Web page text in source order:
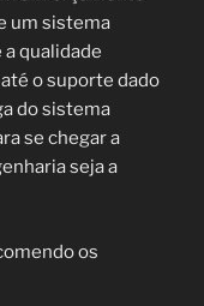
um sistema
qualidade
o suporte dado
do sistema
se chegar a
seja a
os